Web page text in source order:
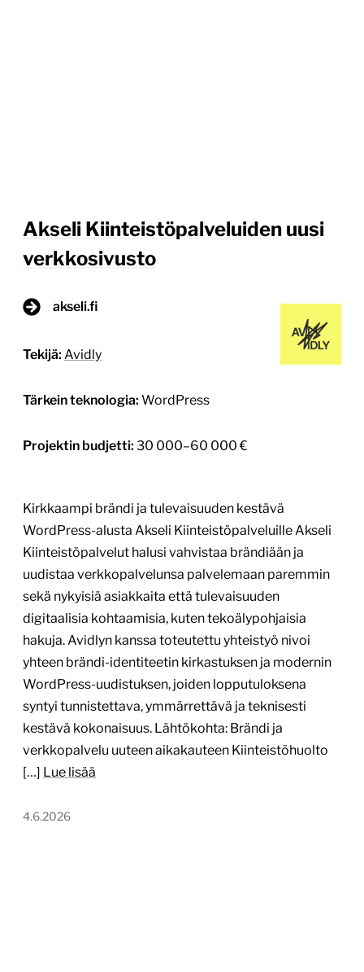
Akseli Kiinteistöpalveluiden uusi
verkkosivusto
akseli.fi
Tekijä: Avidly
Tärkein teknologia: WordPress
Projektin budjetti: 30 000–60 000 €
Kirkkaampi brändi ja tulevaisuuden kestävä
WordPress-alusta Akseli Kiinteistöpalveluille Akseli
Kiinteistöpalvelut halusi vahvistaa brändiään ja
uudistaa verkkopalvelunsa palvelemaan paremmin
sekä nykyisiä asiakkaita että tulevaisuuden
digitaalisia kohtaamisia, kuten tekoälypohjaisia
hakuja. Avidlyn kanssa toteutettu yhteistyö nivoi
yhteen brändi-identiteetin kirkastuksen ja modernin
WordPress-uudistuksen, joiden lopputuloksena
syntyi tunnistettava, ymmärrettävä ja teknisesti
kestävä kokonaisuus. Lähtökohta: Brändi ja
verkkopalvelu uuteen aikakauteen Kiinteistöhuolto
[…] Lue lisää
4.6.2026